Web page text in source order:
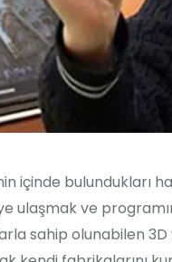
bulundukları
ulaşmak ve
sahip olunabilen